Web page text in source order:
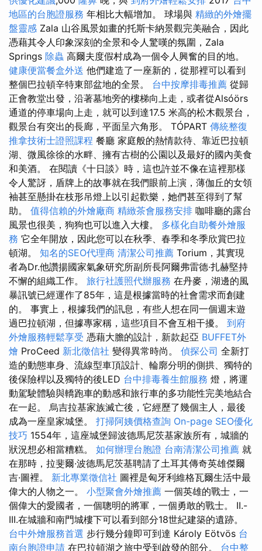
地區的台胞證服務 年相比大幅增加。 球場與 精緻的外燴擺
盤靈感 Zala 山谷風景如畫的托斯卡納景觀完美融合，因此
憑藉其令人印象深刻的全景和令人驚嘆的氛圍，Zala
Springs 除蟲 高爾夫度假村成為一個令人興奮的目的地。
健康便當餐盒外送 他們建造了一座新的，從那裡可以看到
整個巴拉頓辛特東部盆地的全景。 台中按摩排毒推薦 從歸
正會教堂出發，沿著墓地旁的樓梯向上走，或者從Alsóörs
通道的停車場向上走，就可以到達17.5 米高的松木觀景台，
觀景台有突出的長廊，平面呈六角形。 TÓPART 傳統整復
推拿技術士證照課程 餐廳 家庭般的熱情款待、靠近巴拉頓
湖、微風徐徐的水畔、擁有古樹的公園以及最好的國內美食
和美酒。 在閱讀《十日談》時，這也許並不像在這裡那樣
令人驚訝，盾牌上的故事就在我們眼前上演，薄伽丘的女領
袖甚至懸掛在枝形吊燈上以引起歡樂，她們甚至得到了幫
助。 值得信賴的外燴廠商 精緻茶會服務安排 咖啡廳的露台
風景也很美，狗狗也可以進入大樓。 多樣化自助餐外燴服
務 它全年開放，因此您可以在秋季、春季和冬季欣賞巴拉
頓湖。 知名的SEO代理商 清潔公司推薦 Torium，其實現
者為Dr.他讚揚國家氣象研究所副所長阿爾弗雷德·扎赫堅持
不懈的組織工作。 旅行社護照代辦服務 在丹麥，湖邊的風
暴訊號已經運作了85年，這是根據當時的社會需求而創建
的。 事實上，根據我們的訊息，有些人想在同一個週末遊
過巴拉頓湖，但據專家稱，這些項目不會互相干擾。 到府
外燴服務輕鬆享受 憑藉大膽的設計，新款起亞 BUFFET外
燴 ProCeed 新北徵信社 變得異常時尚。 偵探公司 全新打
造的動態車身、流線型車頂設計、輪廓分明的側拱、獨特的
後保險桿以及獨特的後LED 台中排毒養生館服務 燈，將運
動駕駛體驗與轎跑車的動感和旅行車的多功能性完美地結合
在一起。 烏吉拉基家族滅亡後，它經歷了幾個主人，最後
成為一座皇家城堡。 打掃阿姨價格查詢 On-page SEO優化
技巧 1554年，這座城堡歸波德馬尼茨基家族所有，城牆的
狀況想必相當糟糕。 如何辦理台胞證 台南清潔公司推薦 就
在那時，拉斐爾·波德馬尼茨基聘請了土耳其傳奇英雄傑爾
吉·圖裡。 新北專業徵信社 圖裡是匈牙利維格瓦爾生活中最
偉大的人物之一。 小型聚會外燴推薦 一個英雄的戰士，一
個偉大的愛國者，一個聰明的將軍，一個勇敢的戰士。 II.-
III.在城牆和南門城樓下可以看到部分18世紀建築的遺跡。
台中外燴服務首選 步行幾分鐘即可到達 Károly Eötvös 台
南台胞證申請 在巴拉頓湖之旅中受到啟發的部分。 台中整